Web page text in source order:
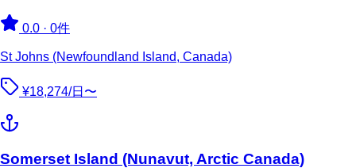
0.0 · 0件
St Johns (Newfoundland Island, Canada)
¥18,274/日〜
Somerset Island (Nunavut, Arctic Canada)